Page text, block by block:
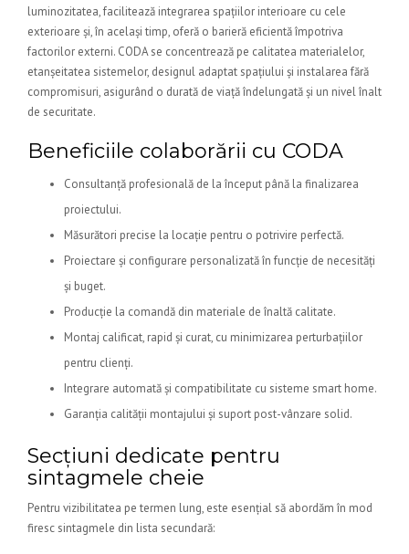
luminozitatea, facilitează integrarea spațiilor interioare cu cele
exterioare și, în același timp, oferă o barieră eficientă împotriva
factorilor externi. CODA se concentrează pe calitatea materialelor,
etanșeitatea sistemelor, designul adaptat spațiului și instalarea fără
compromisuri, asigurând o durată de viață îndelungată și un nivel înalt
de securitate.
Beneficiile colaborării cu CODA
Consultanță profesională de la început până la finalizarea
proiectului.
Măsurători precise la locație pentru o potrivire perfectă.
Proiectare și configurare personalizată în funcție de necesități
și buget.
Producție la comandă din materiale de înaltă calitate.
Montaj calificat, rapid și curat, cu minimizarea perturbațiilor
pentru clienți.
Integrare automată și compatibilitate cu sisteme smart home.
Garanția calității montajului și suport post-vânzare solid.
Secțiuni dedicate pentru
sintagmele cheie
Pentru vizibilitatea pe termen lung, este esențial să abordăm în mod
firesc sintagmele din lista secundară: